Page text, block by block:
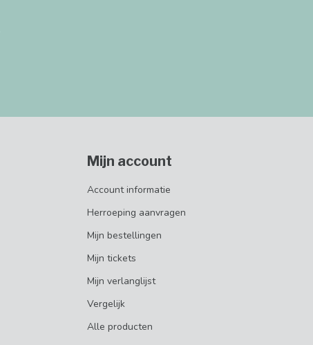
Mijn account
Account informatie
Herroeping aanvragen
Mijn bestellingen
Mijn tickets
Mijn verlanglijst
Vergelijk
Alle producten